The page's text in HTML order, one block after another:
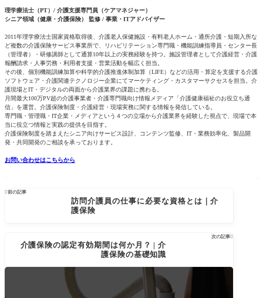
理学療法士（PT）/ 介護支援専門員（ケアマネジャー）
シニア領域（健康・介護保険） 監修 / 事業・ITアドバイザー
2011年理学療法士国家資格取得後、介護老人保健施設・有料老人ホーム・通所介護・短期入所な
ど複数の介護保険サービス事業所で、リハビリテーション専門職・機能訓練指導員・センター長
（管理者）・研修講師として通算10年以上の実務経験を持つ。施設管理者として介護経営・介護
報酬請求・人事労務・利用者支援・営業活動を幅広く担当。
その後、個別機能訓練加算や科学的介護推進体制加算（LIFE）などの活用・算定を支援する介護
ソフトウェア・介護関連テクノロジー企業にてマーケティング・カスタマーサクセスを担当。介
護現場とIT・デジタルの両面から介護業界の課題に携わる。
月間最大100万PV超の介護事業者・介護専門職向け情報メディア「介護健康福祉のお役立ち通
信」を運営。介護保険制度・介護経営・現場実務に関する情報を発信している。
専門職・管理職・IT企業・メディアという４つの立場から介護業界を経験した視点で、現場で本
当に役立つ情報と実践の提供を目指す。
介護保険制度を踏まえたシニア向けサービス設計、コンテンツ監修、IT・業務効率化、製品開
発・共同開発のご相談を承っております。
お問い合わせはこちらから
前の記事
訪問介護員の仕事に必要な資格とは｜介
護保険
次の記事
介護保険の認定有効期間は何か月？ | 介
護保険の基礎知識